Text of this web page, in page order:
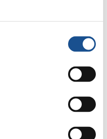
sólo de
preparando para
5 años desde esas
dieron origen a este